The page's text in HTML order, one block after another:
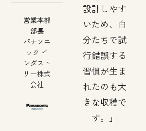
営業本部
部長
パナソニ
ック イ
ンダスト
リー株式
会社
設計しやす
いため、自
分たちで試
行錯誤する
習慣が生ま
れたのも大
きな収穫で
す。